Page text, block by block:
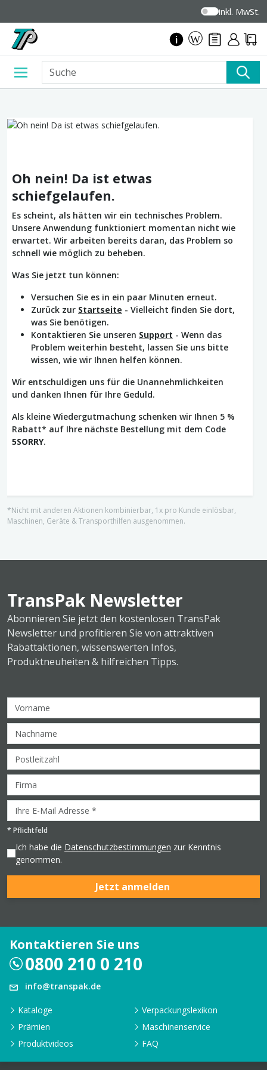
inkl. MwSt.
Oh nein! Da ist etwas
schiefgelaufen.
Es scheint, als hätten wir ein technisches Problem.
Unsere Anwendung funktioniert momentan nicht wie
erwartet. Wir arbeiten bereits daran, das Problem so
schnell wie möglich zu beheben.
Was Sie jetzt tun können:
Versuchen Sie es in ein paar Minuten erneut.
Zurück zur Startseite - Vielleicht finden Sie dort,
was Sie benötigen.
Kontaktieren Sie unseren Support - Wenn das
Problem weiterhin besteht, lassen Sie uns bitte
wissen, wie wir Ihnen helfen können.
Wir entschuldigen uns für die Unannehmlichkeiten
und danken Ihnen für Ihre Geduld.
Als kleine Wiedergutmachung schenken wir Ihnen 5 %
Rabatt* auf Ihre nächste Bestellung mit dem Code
5SORRY.
*Nicht mit anderen Aktionen kombinierbar, 1x pro Kunde einlösbar,
Maschinen, Geräte & Transporthilfen ausgenommen.
TransPak Newsletter
Abonnieren Sie jetzt den kostenlosen TransPak
Newsletter und profitieren Sie von attraktiven
Rabattaktionen, wissenswerten Infos,
Produktneuheiten & hilfreichen Tipps.
* Pflichtfeld
Ich habe die Datenschutzbestimmungen zur Kenntnis
genommen.
Jetzt anmelden
Kontaktieren Sie uns
0800 210 0 210
info@transpak.de
Kataloge
Verpackungslexikon
Prämien
Maschinenservice
Produktvideos
FAQ